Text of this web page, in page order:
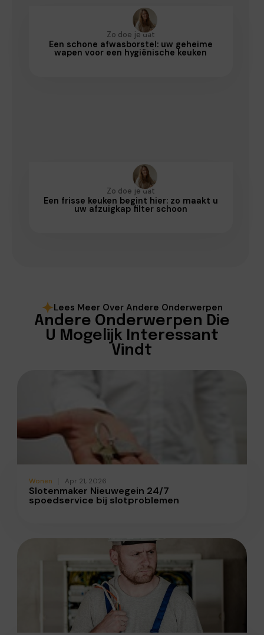
Zo doe je dat
Een schone afwasborstel: uw geheime
wapen voor een hygiënische keuken
Zo doe je dat
Een frisse keuken begint hier: zo maakt u
uw afzuigkap filter schoon
Lees Meer Over Andere Onderwerpen
Andere Onderwerpen Die
U Mogelijk Interessant
Vindt
Wonen Apr 21, 2026
Slotenmaker Nieuwegein 24/7
spoedservice bij slotproblemen